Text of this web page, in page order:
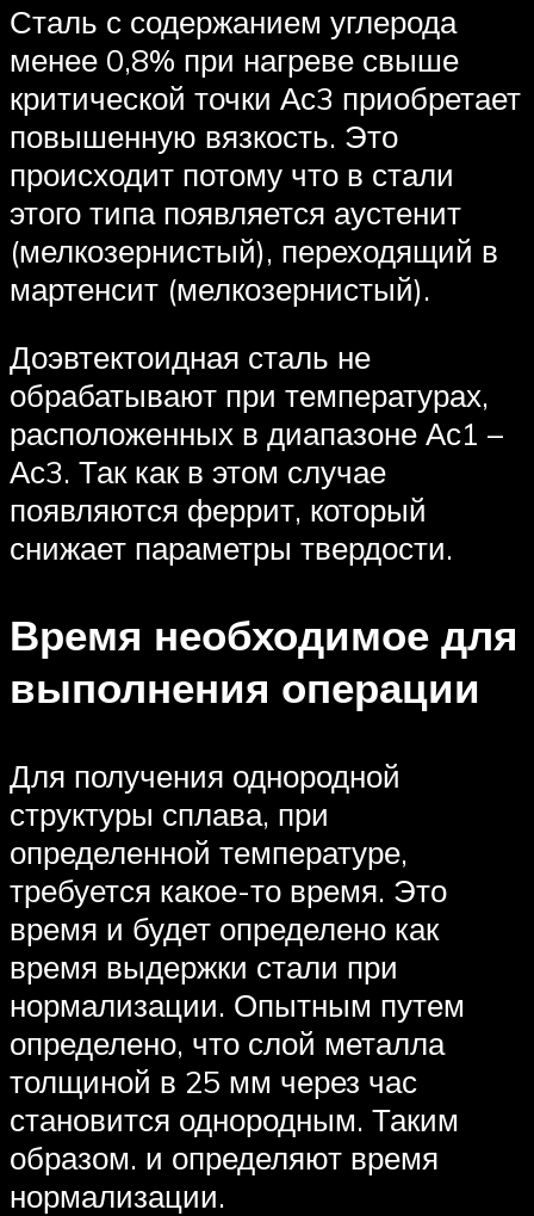
Сталь с содержанием углерода
менее 0,8% при нагреве свыше
критической точки Ас3 приобретает
повышенную вязкость. Это
происходит потому что в стали
этого типа появляется аустенит
(мелкозернистый), переходящий в
мартенсит (мелкозернистый).
Доэвтектоидная сталь не
обрабатывают при температурах,
расположенных в диапазоне Ас1 –
Ас3. Так как в этом случае
появляются феррит, который
снижает параметры твердости.
Время необходимое для
выполнения операции
Для получения однородной
структуры сплава, при
определенной температуре,
требуется какое-то время. Это
время и будет определено как
время выдержки стали при
нормализации. Опытным путем
определено, что слой металла
толщиной в 25 мм через час
становится однородным. Таким
образом. и определяют время
нормализации.